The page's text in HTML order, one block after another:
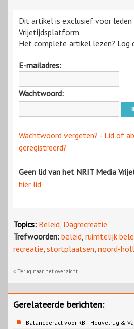
Dit artikel is exclusief voor leden
Vrijetijdsplatform.
Het complete artikel lezen? Log
E-mailadres:
Wachtwoord:
Wachtwoord vergeten? - Lid of
geregistreerd?
Geen lid van het NRIT Media
hier lid
Topics: Beleid, Dagrecreatie
Trefwoorden: beleid, ruimtelijk
recreatie, stortplaatsen, noord-
« Terug naar het overzicht
Gerelateerde berichten:
Balanceeract voor RBT Heuvelrug &